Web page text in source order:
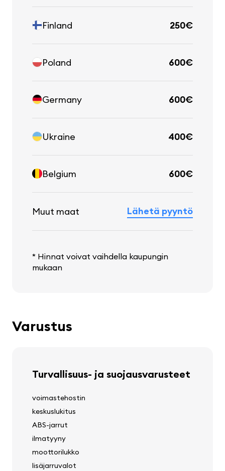
Finland 250€
Poland 600€
Germany 600€
Ukraine 400€
Belgium 600€
Muut maat Lähetä pyyntö
* Hinnat voivat vaihdella kaupungin
mukaan
Varustus
Turvallisuus- ja suojausvarusteet
voimastehostin
keskuslukitus
ABS-jarrut
ilmatyyny
moottorilukko
lisäjarruvalot